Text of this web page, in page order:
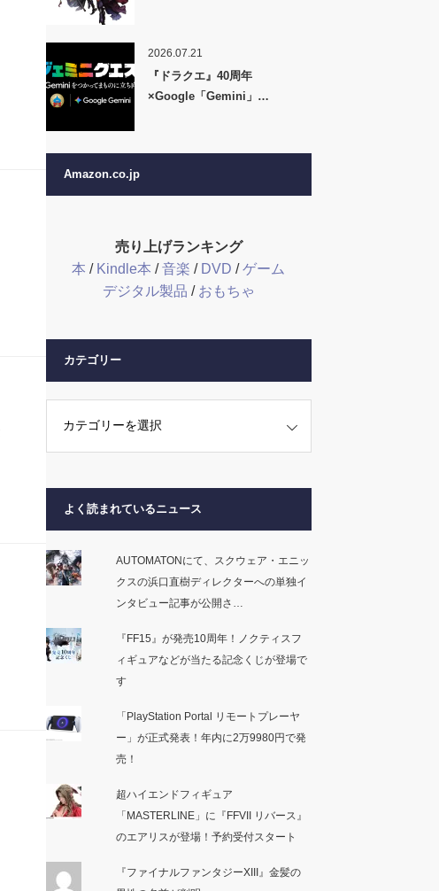
2026.07.21
『ドラクエ』40周年
×Google「Gemini」…
Amazon.co.jp
売り上げランキング
本 / Kindle本 /音楽 / DVD /ゲーム
デジタル製品 / おもちゃ
カテゴリー
よく読まれているニュース
AUTOMATONにて、スクウェア・エニッ
クスの浜口直樹ディレクターへの単独イ
ンタビュー記事が公開さ…
『FF15』が発売10周年！ノクティスフ
ィギュアなどが当たる記念くじが登場で
す
「PlayStation Portal リモートプレーヤ
ー」が正式発表！年内に2万9980円で発
売！
超ハイエンドフィギュア
「MASTERLINE」に『FFVII リバース』
のエアリスが登場！予約受付スタート
『ファイナルファンタジーXIII』金髪の